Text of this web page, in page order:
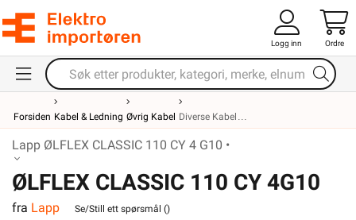
Logg inn Ordre
Forsiden Kabel & Ledning Øvrig Kabel Diverse Kabel
Lapp ØLFLEX CLASSIC 110 CY 4 G10 •
ØLFLEX CLASSIC 110 CY 4G10
fra Lapp Se/Still ett spørsmål ()